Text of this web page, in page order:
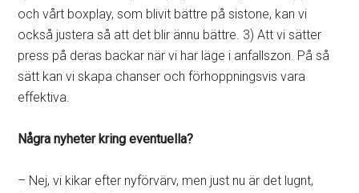
och vårt boxplay, som blivit bättre på sistone, kan vi
också justera så att det blir ännu bättre. 3) Att vi sätter
press på deras backar när vi har läge i anfallszon. På så
sätt kan vi skapa chanser och förhoppningsvis vara
effektiva.
Några nyheter kring eventuella?
– Nej, vi kikar efter nyförvärv, men just nu är det lugnt,